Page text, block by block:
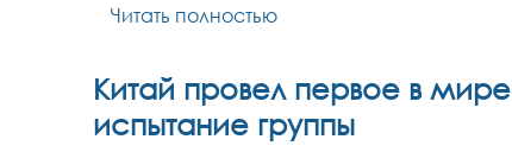
Читать полностью
Китай провел первое в мире
испытание группы